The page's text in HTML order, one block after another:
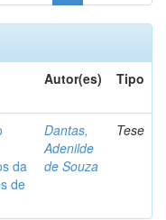
Autor(es) Tipo
da
de
Dantas,
Adenilde
de Souza
Tese